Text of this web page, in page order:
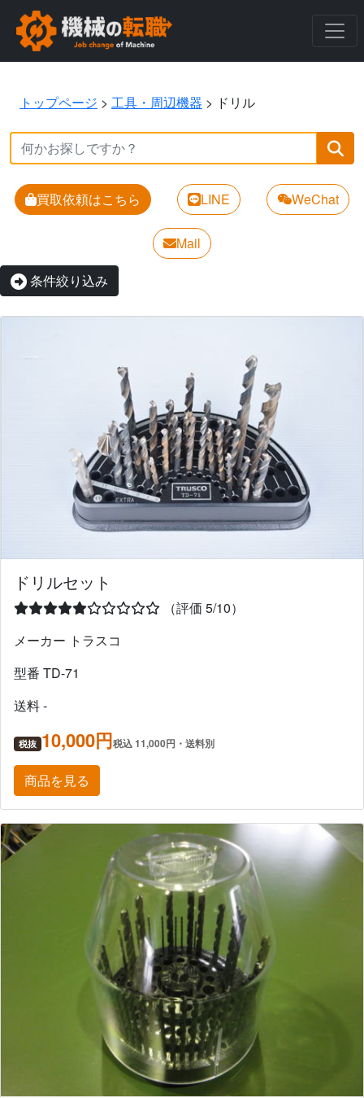
トップページ > 工具・周辺機器 > ドリル
買取依頼はこちら LINE WeChat
Mail
条件絞り込み
ドリルセット
（評価 5/10）
メーカー トラスコ
型番 TD-71
送料 -
税抜 10,000円税込 11,000円・送料別
商品を見る